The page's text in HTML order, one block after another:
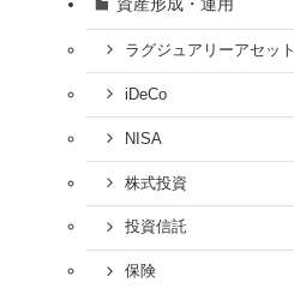
ラグジュアリーアセット
iDeCo
NISA
株式投資
投資信託
保険